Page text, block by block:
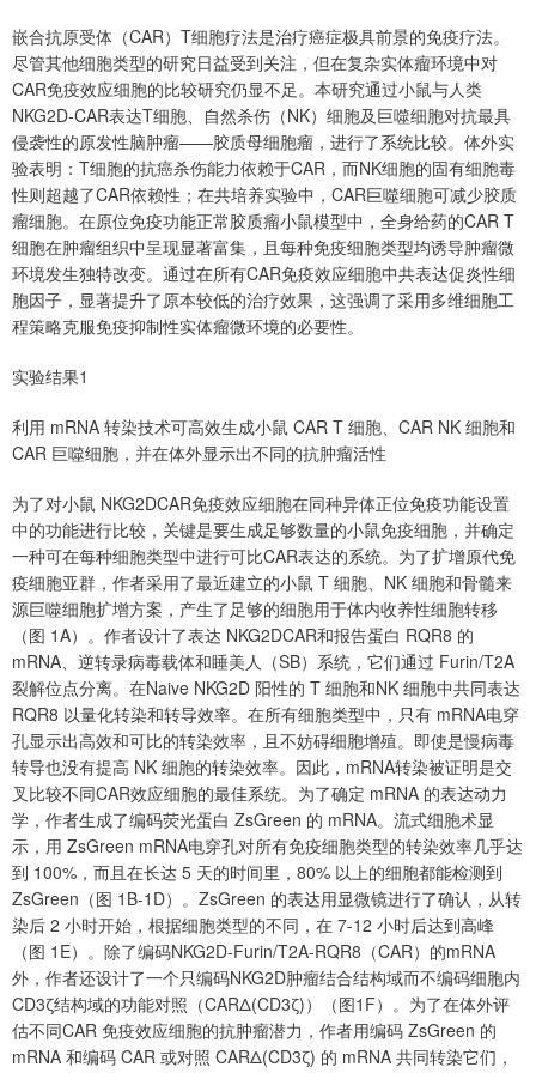
嵌合抗原受体（CAR）T细胞疗法是治疗癌症极具前景的免疫疗法。
尽管其他细胞类型的研究日益受到关注，但在复杂实体瘤环境中对
CAR免疫效应细胞的比较研究仍显不足。本研究通过小鼠与人类
NKG2D-CAR表达T细胞、自然杀伤（NK）细胞及巨噬细胞对抗最具
侵袭性的原发性脑肿瘤——胶质母细胞瘤，进行了系统比较。体外实
验表明：T细胞的抗癌杀伤能力依赖于CAR，而NK细胞的固有细胞毒
性则超越了CAR依赖性；在共培养实验中，CAR巨噬细胞可减少胶质
瘤细胞。在原位免疫功能正常胶质瘤小鼠模型中，全身给药的CAR T
细胞在肿瘤组织中呈现显著富集，且每种免疫细胞类型均诱导肿瘤微
环境发生独特改变。通过在所有CAR免疫效应细胞中共表达促炎性细
胞因子，显著提升了原本较低的治疗效果，这强调了采用多维细胞工
程策略克服免疫抑制性实体瘤微环境的必要性。
实验结果1
利用 mRNA 转染技术可高效生成小鼠 CAR T 细胞、CAR NK 细胞和
CAR 巨噬细胞，并在体外显示出不同的抗肿瘤活性
为了对小鼠 NKG2DCAR免疫效应细胞在同种异体正位免疫功能设置
中的功能进行比较，关键是要生成足够数量的小鼠免疫细胞，并确定
一种可在每种细胞类型中进行可比CAR表达的系统。为了扩增原代免
疫细胞亚群，作者采用了最近建立的小鼠 T 细胞、NK 细胞和骨髓来
源巨噬细胞扩增方案，产生了足够的细胞用于体内收养性细胞转移
（图 1A）。作者设计了表达 NKG2DCAR和报告蛋白 RQR8 的
mRNA、逆转录病毒载体和睡美人（SB）系统，它们通过 Furin/T2A
裂解位点分离。在Naive NKG2D 阳性的 T 细胞和NK 细胞中共同表达
RQR8 以量化转染和转导效率。在所有细胞类型中，只有 mRNA电穿
孔显示出高效和可比的转染效率，且不妨碍细胞增殖。即使是慢病毒
转导也没有提高 NK 细胞的转染效率。因此，mRNA转染被证明是交
叉比较不同CAR效应细胞的最佳系统。为了确定 mRNA 的表达动力
学，作者生成了编码荧光蛋白 ZsGreen 的 mRNA。流式细胞术显
示，用 ZsGreen mRNA电穿孔对所有免疫细胞类型的转染效率几乎达
到 100%，而且在长达 5 天的时间里，80% 以上的细胞都能检测到
ZsGreen（图 1B-1D）。ZsGreen 的表达用显微镜进行了确认，从转
染后 2 小时开始，根据细胞类型的不同，在 7-12 小时后达到高峰
（图 1E）。除了编码NKG2D-Furin/T2A-RQR8（CAR）的mRNA
外，作者还设计了一个只编码NKG2D肿瘤结合结构域而不编码细胞内
CD3ζ结构域的功能对照（CARΔ(CD3ζ)）（图1F）。为了在体外评
估不同CAR 免疫效应细胞的抗肿瘤潜力，作者用编码 ZsGreen 的
mRNA 和编码 CAR 或对照 CARΔ(CD3ζ) 的 mRNA 共同转染它们，